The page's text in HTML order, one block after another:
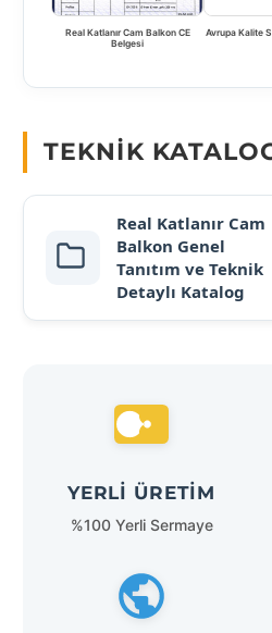
Real Katlanır Cam Balkon CE
Belgesi
Avrupa Kalite
TEKNIK
Real Katlanır Cam
Balkon Genel
Tanıtım ve Teknik
Detaylı Katalog
YERLI ÜRETIM
%100 Yerli Sermaye